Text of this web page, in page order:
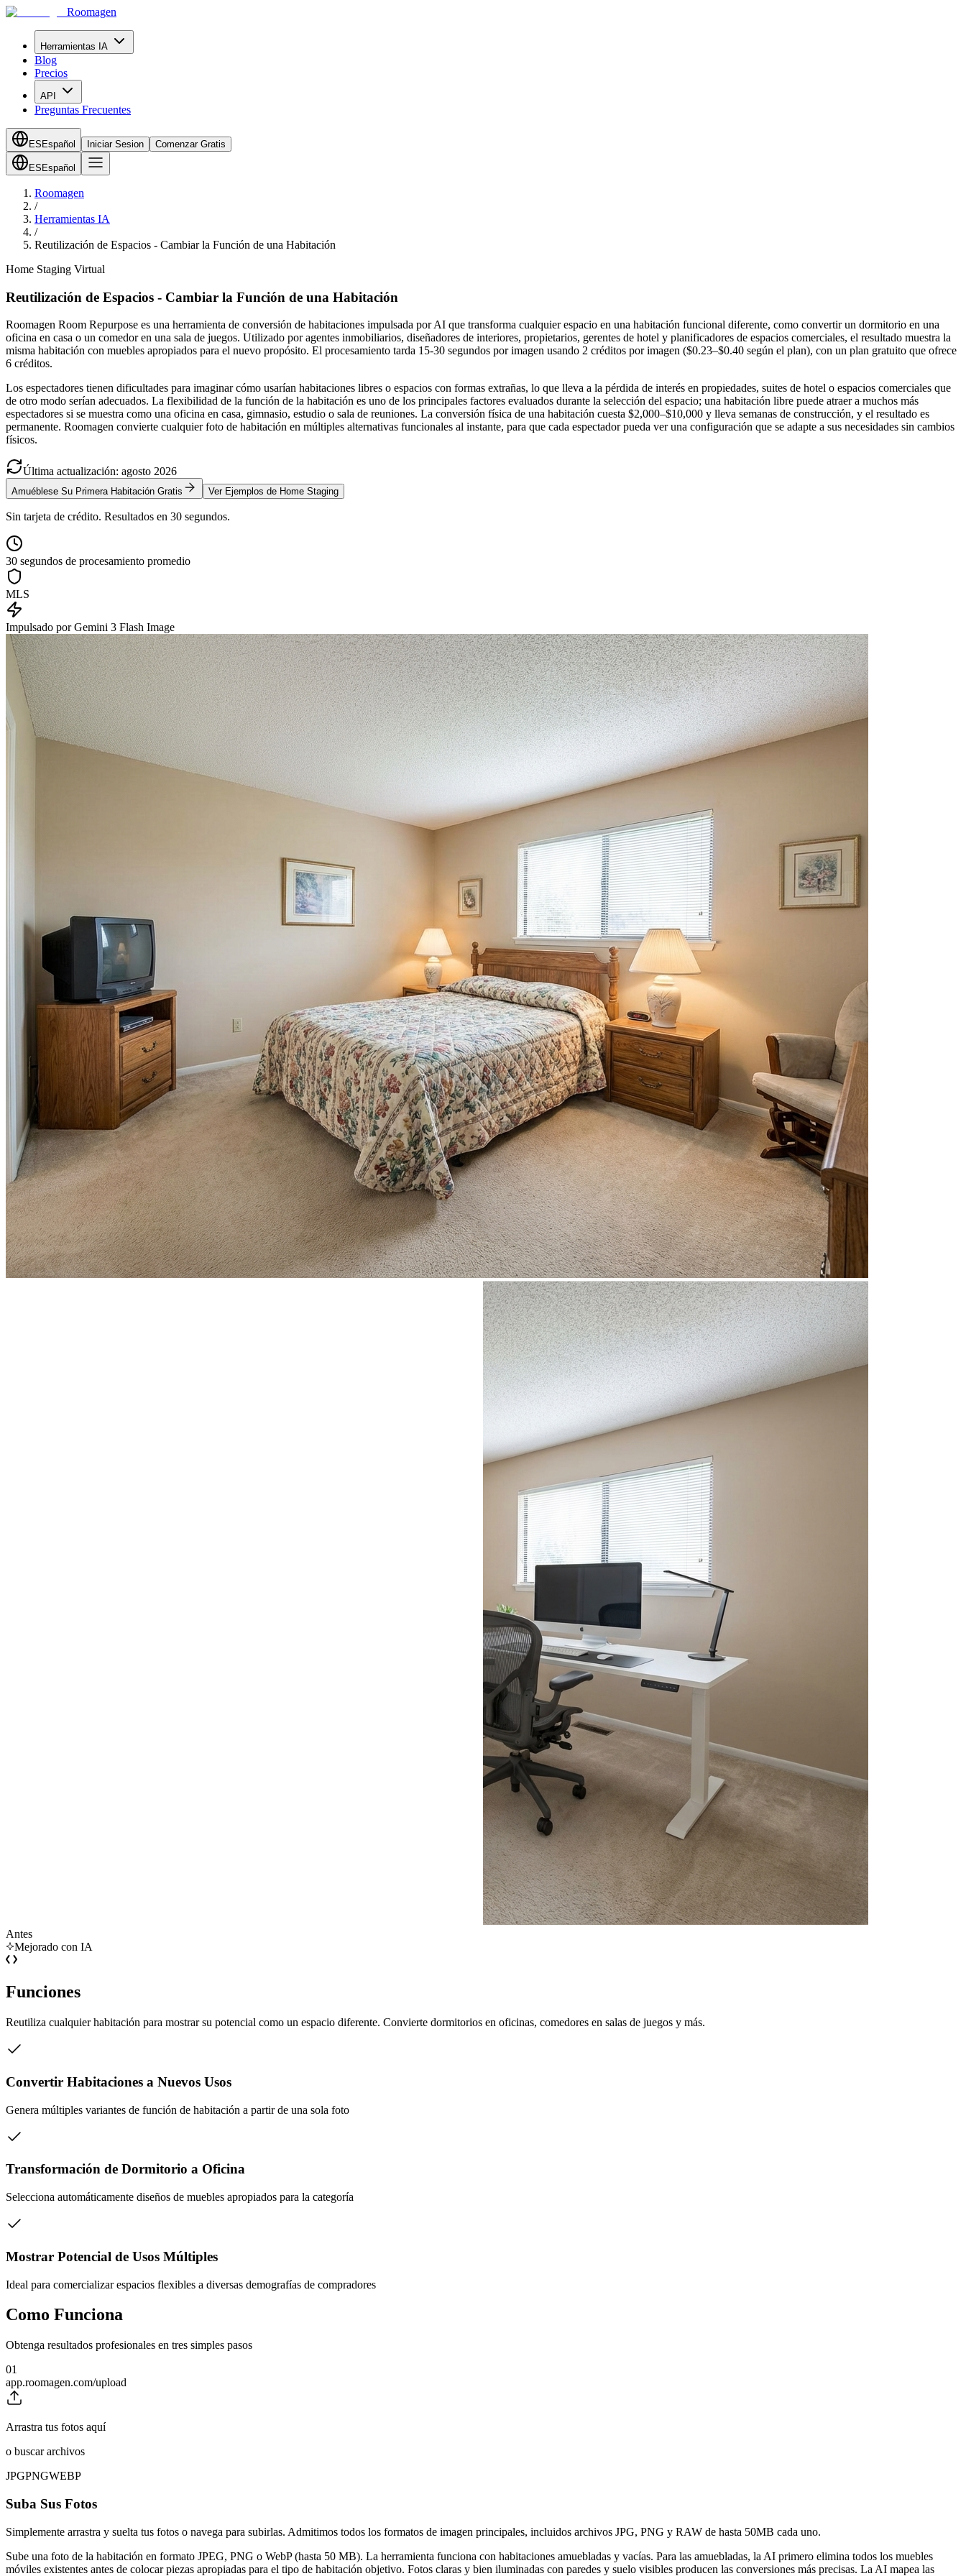
Roomagen
Herramientas IA
Blog
Precios
API
Preguntas Frecuentes
ES Español Iniciar Sesion Comenzar Gratis
ES Español
Roomagen
/
Herramientas IA
/
Reutilización de Espacios - Cambiar la Función de una Habitación
Home Staging Virtual
Reutilización de Espacios - Cambiar la Función de una Habitación
Roomagen Room Repurpose es una herramienta de conversión de habitaciones impulsada por AI que transforma cualquier espacio en una habitación funcional diferente, como convertir un dormitorio en una
oficina en casa o un comedor en una sala de juegos. Utilizado por agentes inmobiliarios, diseñadores de interiores, propietarios, gerentes de hotel y planificadores de espacios comerciales, el resultado muestra la
misma habitación con muebles apropiados para el nuevo propósito. El procesamiento tarda 15-30 segundos por imagen usando 2 créditos por imagen ($0.23–$0.40 según el plan), con un plan gratuito que ofrece
6 créditos.
Los espectadores tienen dificultades para imaginar cómo usarían habitaciones libres o espacios con formas extrañas, lo que lleva a la pérdida de interés en propiedades, suites de hotel o espacios comerciales que
de otro modo serían adecuados. La flexibilidad de la función de la habitación es uno de los principales factores evaluados durante la selección del espacio; una habitación libre puede atraer a muchos más
espectadores si se muestra como una oficina en casa, gimnasio, estudio o sala de reuniones. La conversión física de una habitación cuesta $2,000–$10,000 y lleva semanas de construcción, y el resultado es
permanente. Roomagen convierte cualquier foto de habitación en múltiples alternativas funcionales al instante, para que cada espectador pueda ver una configuración que se adapte a sus necesidades sin cambios
físicos.
Última actualización: agosto 2026
Amuéblese Su Primera Habitación Gratis Ver Ejemplos de Home Staging
Sin tarjeta de crédito. Resultados en 30 segundos.
30 segundos de procesamiento promedio
MLS
Impulsado por Gemini 3 Flash Image
Antes
Mejorado con IA
Funciones
Reutiliza cualquier habitación para mostrar su potencial como un espacio diferente. Convierte dormitorios en oficinas, comedores en salas de juegos y más.
Convertir Habitaciones a Nuevos Usos
Genera múltiples variantes de función de habitación a partir de una sola foto
Transformación de Dormitorio a Oficina
Selecciona automáticamente diseños de muebles apropiados para la categoría
Mostrar Potencial de Usos Múltiples
Ideal para comercializar espacios flexibles a diversas demografías de compradores
Como Funciona
Obtenga resultados profesionales en tres simples pasos
01
app.roomagen.com/upload
Arrastra tus fotos aquí
o buscar archivos
JPGPNGWEBP
Suba Sus Fotos
Simplemente arrastra y suelta tus fotos o navega para subirlas. Admitimos todos los formatos de imagen principales, incluidos archivos JPG, PNG y RAW de hasta 50MB cada uno.
Sube una foto de la habitación en formato JPEG, PNG o WebP (hasta 50 MB). La herramienta funciona con habitaciones amuebladas y vacías. Para las amuebladas, la AI primero elimina todos los muebles
móviles existentes antes de colocar piezas apropiadas para el tipo de habitación objetivo. Fotos claras y bien iluminadas con paredes y suelo visibles producen las conversiones más precisas. La AI mapea las